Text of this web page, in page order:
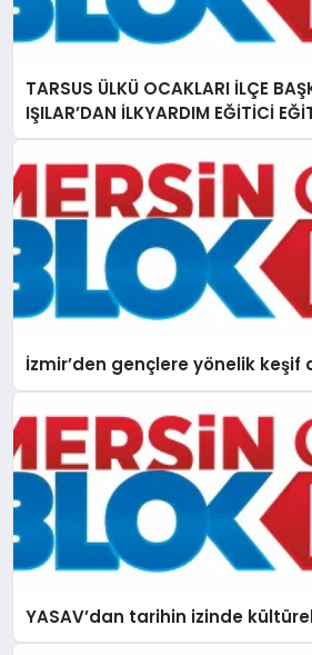
TARSUS ÜLKÜ OCAKLARI İLÇE
IŞILAR’DAN İLKYARDIM EĞİTİCİ
FİDAN’A ZİYARET
İzmir’den gençlere yönelik keşif
YASAV’dan tarihin izinde